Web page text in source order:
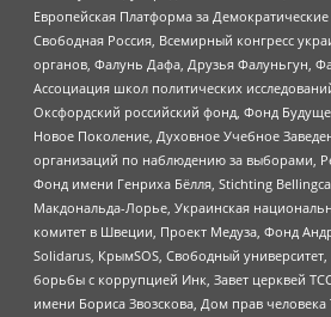
Европейская Платформа за
Свободная Россия, Всемирный конгресс
органов, Фалунь Дафа, Друзья Фалуньгун,
Ассоциация школ политических
Оксфордский российский фонд, Фонд
Новое Поколение, Духовное Учебное
организаций по наблюдению за выборами,
Фонд имени Генриха Бёлля, Stichting
Макдональда-Лорье, Украинская
комитет в Швеции, Проект Медуза, Фонд
Solidarus, КрымSOS, Свободный
борьбы с коррупцией Инк, Завет церквей
имени Бориса Звозскова, Дом прав